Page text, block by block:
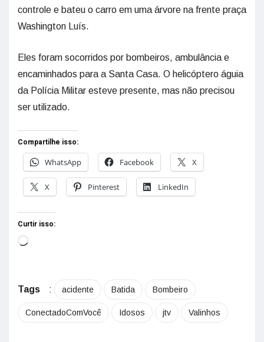
controle e bateu o carro em uma árvore na frente praça
Washington Luís.
Eles foram socorridos por bombeiros, ambulância e
encaminhados para a Santa Casa. O helicóptero águia
da Polícia Militar esteve presente, mas não precisou
ser utilizado.
Compartilhe isso:
WhatsApp
Facebook X
X Pinterest LinkedIn
Curtir isso:
Tags : acidente Batida Bombeiro
ConectadoComVocê Idosos jtv Valinhos